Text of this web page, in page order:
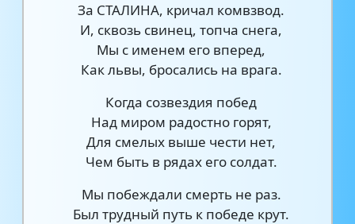
За СТАЛИНА, кричал комвзвод.
И, сквозь свинец, топча снега,
Мы с именем его вперед,
Как львы, бросались на врага.
Когда созвездия побед
Над миром радостно горят,
Для смелых выше чести нет,
Чем быть в рядах его солдат.
Мы побеждали смерть не раз.
Был трудный путь к победе крут.